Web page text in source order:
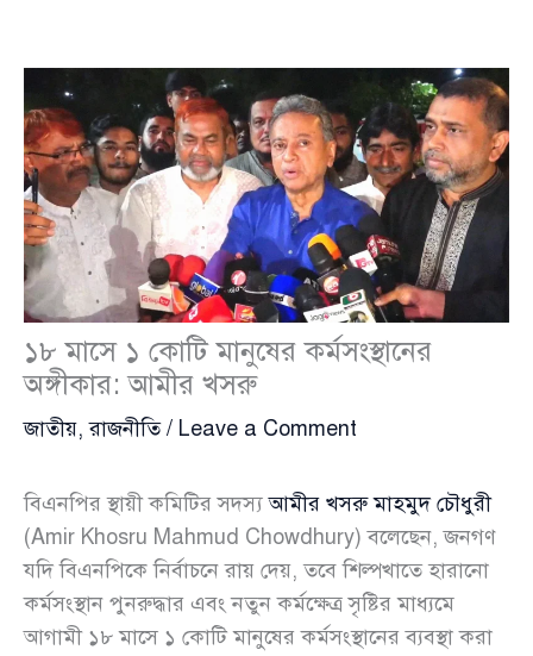
১৮ মাসে ১ কোটি মানুষের কর্মসংস্থানের
অঙ্গীকার: আমীর খসরু
জাতীয়,রাজনীতি/ Leave a Comment
বিএনপির স্থায়ী কমিটির সদস্যআমীর খসরু মাহমুদ চৌধুরী
(Amir Khosru Mahmud Chowdhury) বলেছেন, জনগণ
যদি বিএনপিকে নির্বাচনে রায় দেয়, তবে শিল্পখাতে হারানো
কর্মসংস্থান পুনরুদ্ধার এবং নতুন কর্মক্ষেত্র সৃষ্টির মাধ্যমে
আগামী ১৮ মাসে ১ কোটি মানুষের কর্মসংস্থানের ব্যবস্থা করা